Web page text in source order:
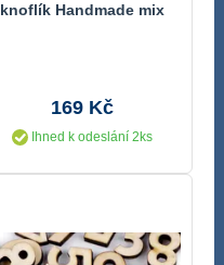
knoflík Handmade mix
169 Kč
Ihned k odeslání 2ks